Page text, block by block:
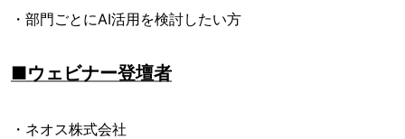
・部門ごとにAI活用を検討したい方
■ウェビナー登壇者
・ネオス株式会社